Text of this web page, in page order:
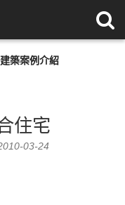
築案例介紹
住宅
03-24